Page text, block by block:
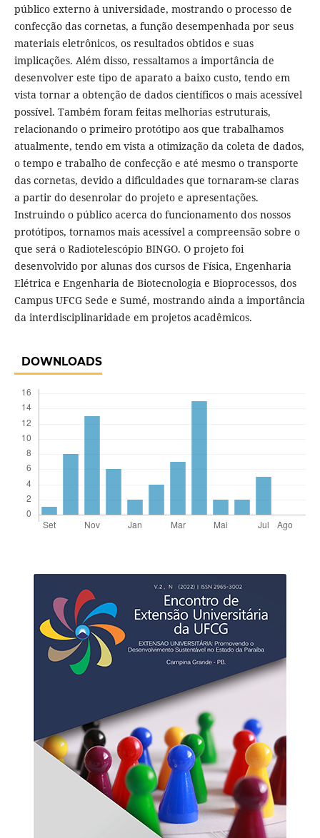
público externo à universidade, mostrando o processo de
confecção das cornetas, a função desempenhada por seus
materiais eletrônicos, os resultados obtidos e suas
implicações. Além disso, ressaltamos a importância de
desenvolver este tipo de aparato a baixo custo, tendo em
vista tornar a obtenção de dados científicos o mais acessível
possível. Também foram feitas melhorias estruturais,
relacionando o primeiro protótipo aos que trabalhamos
atualmente, tendo em vista a otimização da coleta de dados,
o tempo e trabalho de confecção e até mesmo o transporte
das cornetas, devido a dificuldades que tornaram-se claras
a partir do desenrolar do projeto e apresentações.
Instruindo o público acerca do funcionamento dos nossos
protótipos, tornamos mais acessível a compreensão sobre o
que será o Radiotelescópio BINGO. O projeto foi
desenvolvido por alunas dos cursos de Física, Engenharia
Elétrica e Engenharia de Biotecnologia e Bioprocessos, dos
Campus UFCG Sede e Sumé, mostrando ainda a importância
da interdisciplinaridade em projetos acadêmicos.
DOWNLOADS